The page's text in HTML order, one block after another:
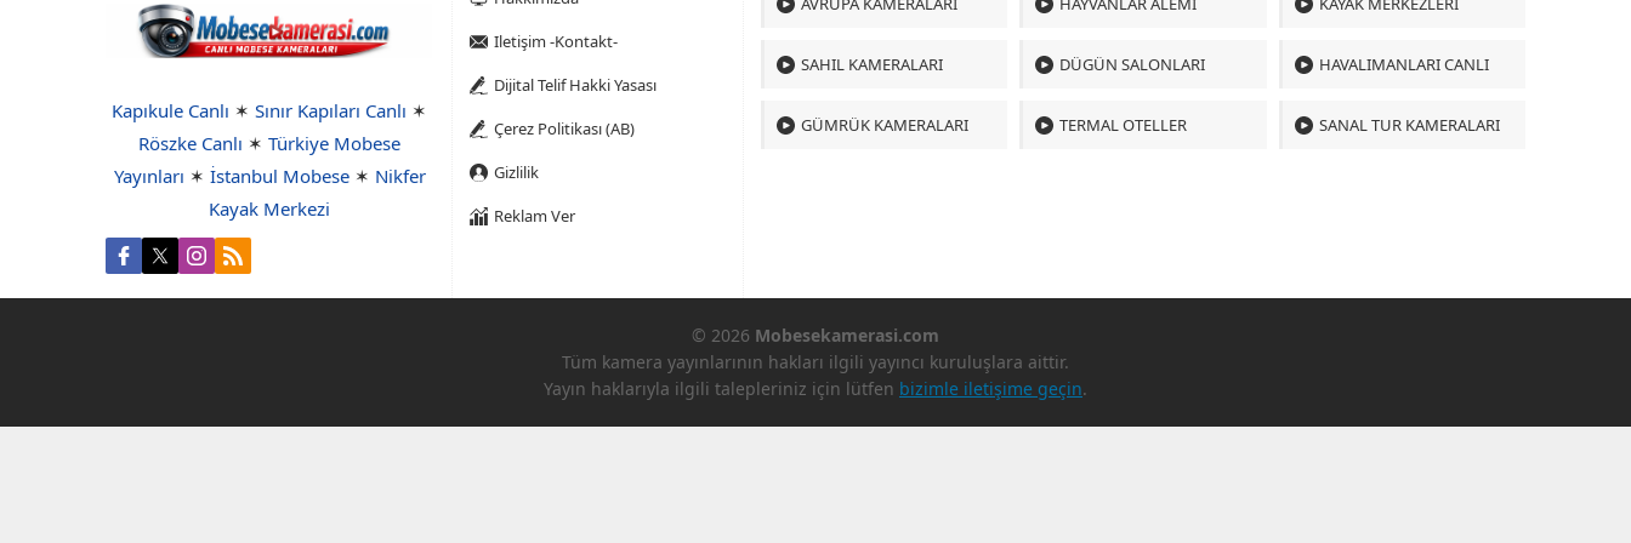
Kapıkule Canlı ✶ Sınır Kapıları Canlı ✶
Röszke Canlı ✶ Türkiye Mobese
Yayınları ✶ İstanbul Mobese✶ Nikfer
Kayak Merkezi
Iletişim -Kontakt-
Dijital Telif Hakki Yasası
Çerez Politikası (AB)
Gizlilik
Reklam Ver
SAHIL KAMERALARI DÜGÜN SALONLARI HAVALIMANLARI CANLI
GÜMRÜK KAMERALARI TERMAL OTELLER SANAL TUR KAMERALARI
© 2026 Mobesekamerasi.com
Tüm kamera yayınlarının hakları ilgili yayıncı kuruluşlara aittir.
Yayın haklarıyla ilgili talepleriniz için lütfen bizimle iletişime geçin.